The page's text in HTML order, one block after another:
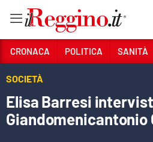
Sezioni
CRONACA
POLITICA
CRONACA POLITICA SANITÀ
SOCIETÀ
Elisa Barresi
Giandomenicantonio